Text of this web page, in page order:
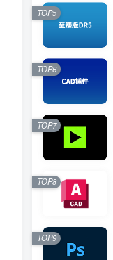
TOP5
TOP6
TOP7
TOP8
TOP9